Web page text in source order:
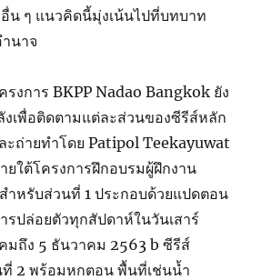
อื่น ๆ แนวคิดนี้มุ่งเน้นไปที่บทบาท
นาจ
รงการ BKPP Nadao Bangkok ยัง
งเพื่อติดตามแต่ละส่วนของซีรีส์หลัก
ะถ่ายทำโดย Patipol Teekayuwat
ยใต้โครงการฝึกอบรมผู้ฝึกงาน
ำหรับส่วนที่ 1 ประกอบด้วยแปดตอน
รปล่อยตัวทุกสัปดาห์ในวันเสาร์
มถึง 5 ธันวาคม 2563 b ซีรีส์
2 พร้อมหกตอน พื้นที่เช่นน้ำ